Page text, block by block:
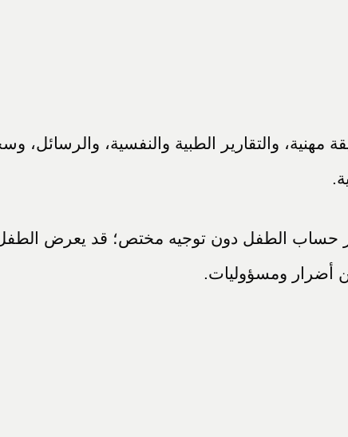
والتقارير الطبية والنفسية، والرسائل،
عبر حساب الطفل دون توجيه مختص؛ قد يعرض
أضرار ومسؤوليات.